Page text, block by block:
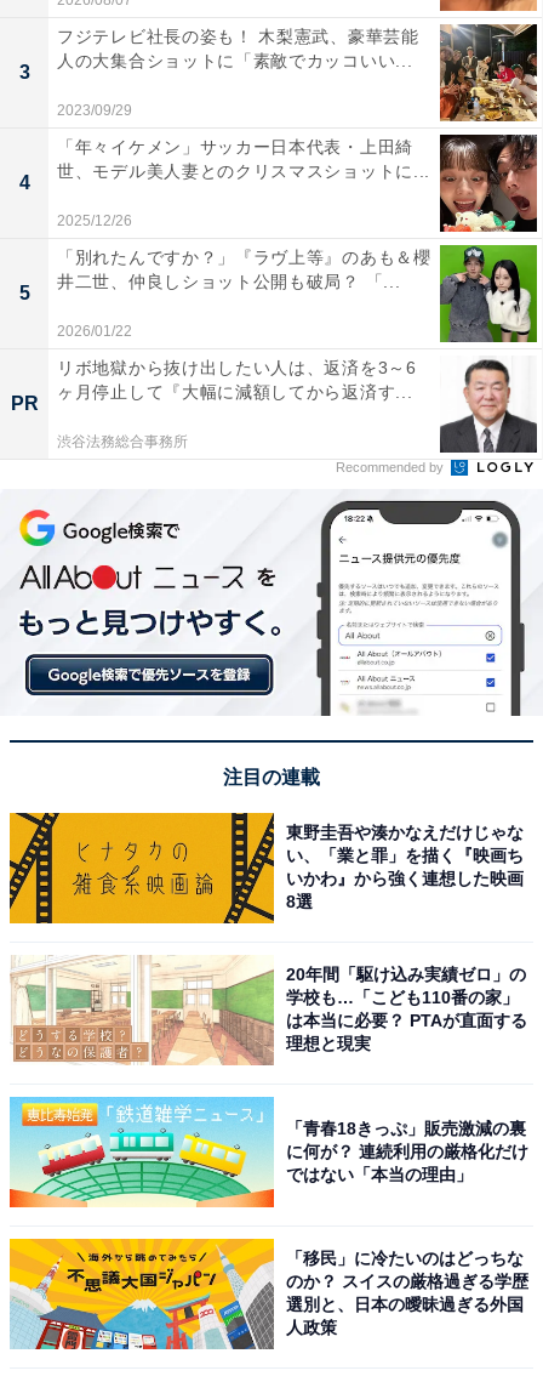
3
フジテレビ社長の姿も！ 木梨憲武、豪華芸能
人の大集合ショットに「素敵でカッコいい...
2023/09/29
4
「年々イケメン」サッカー日本代表・上田綺
世、モデル美人妻とのクリスマスショットに...
2025/12/26
5
「別れたんですか？」『ラヴ上等』のあも＆櫻
井二世、仲良しショット公開も破局？ 「...
2026/01/22
PR
リボ地獄から抜け出したい人は、返済を3～6
ヶ月停止して『大幅に減額してから返済す...
渋谷法務総合事務所
Recommended by
注目の連載
東野圭吾や湊かなえだけじゃな
い、「業と罪」を描く『映画ち
いかわ』から強く連想した映画
8選
20年間「駆け込み実績ゼロ」の
学校も…「こども110番の家」
は本当に必要？ PTAが直面する
理想と現実
「青春18きっぷ」販売激減の裏
に何が？ 連続利用の厳格化だけ
ではない「本当の理由」
「移民」に冷たいのはどっちな
のか？ スイスの厳格過ぎる学歴
選別と、日本の曖昧過ぎる外国
人政策